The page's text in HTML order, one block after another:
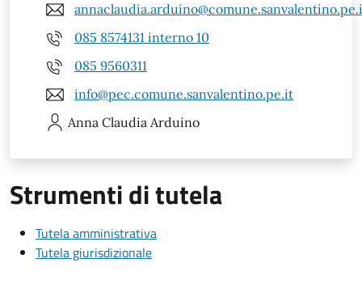
085 8574131 interno 10
085 9560311
info@pec.comune.sanvalentino.pe.it
Anna Claudia Arduino
Strumenti di tutela
Tutela amministrativa
Tutela giurisdizionale